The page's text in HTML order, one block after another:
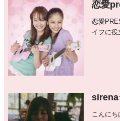
恋愛
恋愛
イフに役
こんに